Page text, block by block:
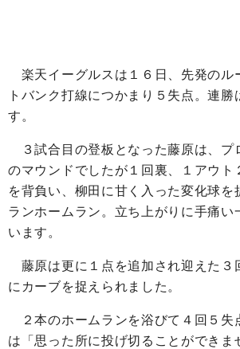
楽天イーグルスは１６日、先発のル
トバンク打線につかまり５失点。連
す。
３試合目の登板となった藤原は、プ
のマウンドでしたが１回裏、１アウト
を背負い、柳田に甘く入った変化球を
ランホームラン。立ち上がりに手痛い
います。
藤原は更に１点を追加され迎えた３
にカーブを捉えられました。
２本のホームランを浴びて４回５失
は「思った所に投げ切ることができま